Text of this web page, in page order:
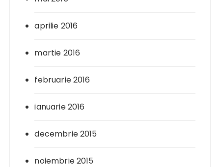
aprilie 2016
martie 2016
februarie 2016
ianuarie 2016
decembrie 2015
noiembrie 2015